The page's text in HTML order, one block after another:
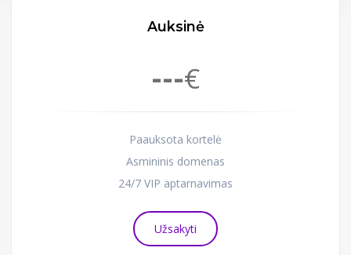
Auksinė
---€
Paauksota kortelė
Asmininis domenas
24/7 VIP aptarnavimas
Užsakyti